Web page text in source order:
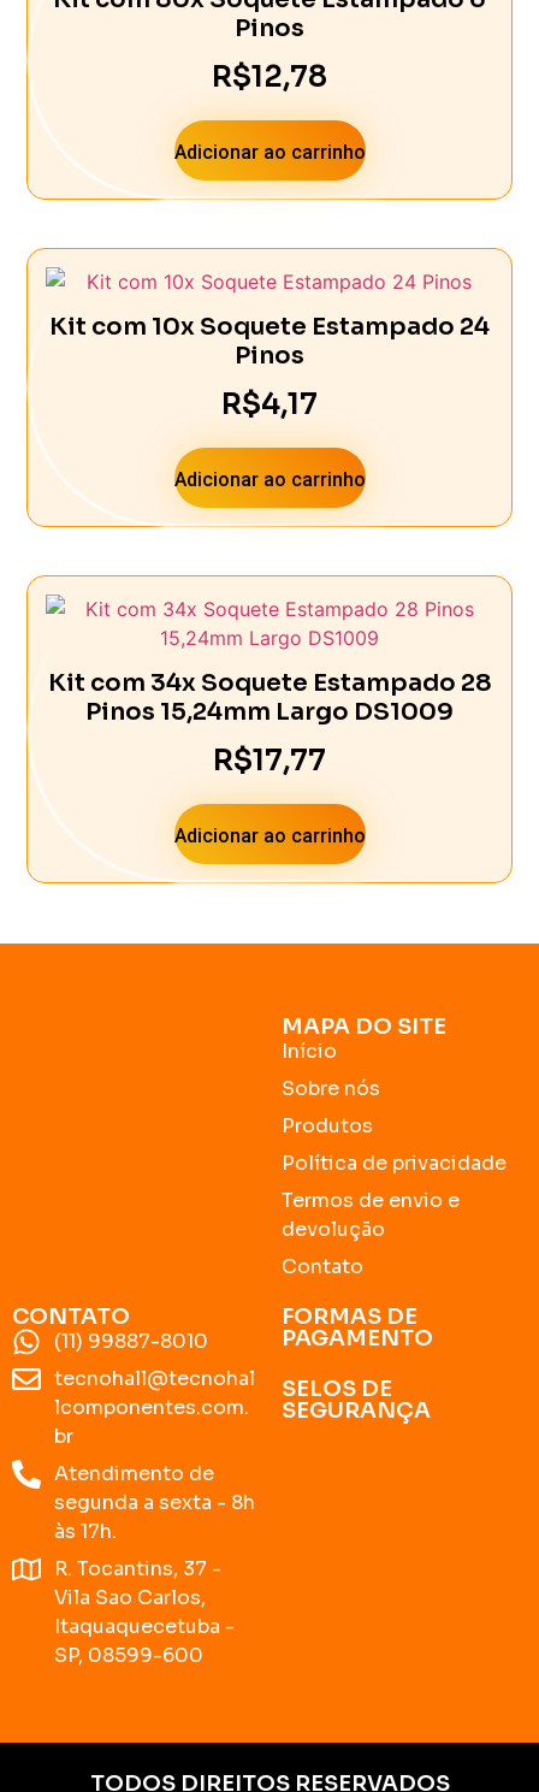
Pinos
R$12,78
Adicionar ao carrinho
Kit com 10x Soquete Estampado 24
Pinos
R$4,17
Adicionar ao carrinho
Kit com 34x Soquete Estampado 28
Pinos 15,24mm Largo DS1009
R$17,77
Adicionar ao carrinho
MAPA DO SITE
Início
Sobre nós
Produtos
Política de privacidade
Termos de envio e
devolução
Contato
CONTATO
(11) 99887-8010
tecnohall@tecnohal
lcomponentes.com.
br
Atendimento de
segunda a sexta - 8h
às 17h.
R. Tocantins, 37 -
Vila Sao Carlos,
Itaquaquecetuba -
SP, 08599-600
FORMAS DE
PAGAMENTO
SELOS DE
SEGURANÇA
TODOS DIREITOS RESERVADOS